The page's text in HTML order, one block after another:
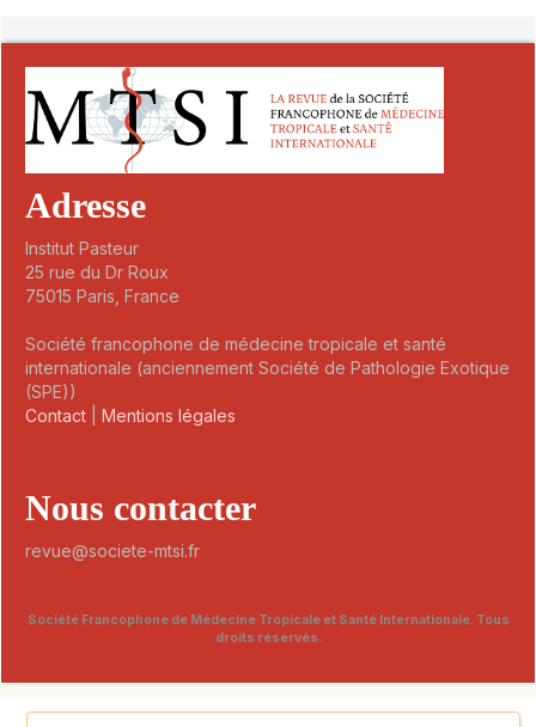
Adresse
Institut Pasteur
25 rue du Dr Roux
75015 Paris, France
Société francophone de médecine tropicale et santé
internationale (anciennement Société de Pathologie Exotique
(SPE))
Contact
Mentions légales
Nous contacter
revue@societe-mtsi.fr
Société Francophone de Médecine Tropicale et Santé Internationale. Tous
droits réservés.